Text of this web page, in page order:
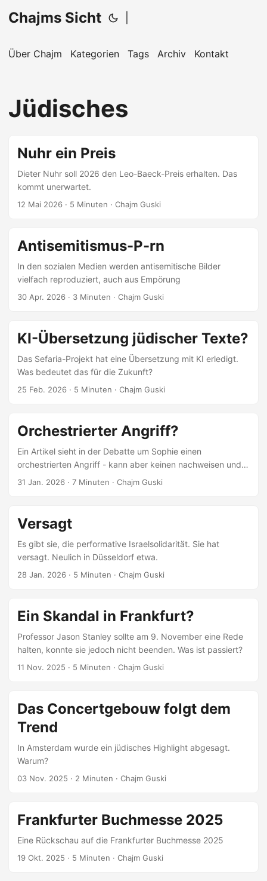
Chajms Sicht
Über Chajm Kategorien Tags Archiv Kontakt
Jüdisches
Nuhr ein Preis
Dieter Nuhr soll 2026 den Leo-Baeck-Preis erhalten. Das
kommt unerwartet.
12 Mai 2026 · 5 Minuten · Chajm Guski
Antisemitismus-P-rn
In den sozialen Medien werden antisemitische Bilder
vielfach reproduziert, auch aus Empörung
30 Apr. 2026 · 3 Minuten · Chajm Guski
KI-Übersetzung jüdischer Texte?
Das Sefaria-Projekt hat eine Übersetzung mit KI erledigt.
Was bedeutet das für die Zukunft?
25 Feb. 2026 · 5 Minuten · Chajm Guski
Orchestrierter Angriff?
Ein Artikel sieht in der Debatte um Sophie einen
orchestrierten Angriff - kann aber keinen nachweisen und
geht recht eigenwillig mit den Fakten um
31 Jan. 2026 · 7 Minuten · Chajm Guski
Versagt
Es gibt sie, die performative Israelsolidarität. Sie hat
versagt. Neulich in Düsseldorf etwa.
28 Jan. 2026 · 5 Minuten · Chajm Guski
Ein Skandal in Frankfurt?
Professor Jason Stanley sollte am 9. November eine Rede
halten, konnte sie jedoch nicht beenden. Was ist passiert?
11 Nov. 2025 · 5 Minuten · Chajm Guski
Das Concertgebouw folgt dem
Trend
In Amsterdam wurde ein jüdisches Highlight abgesagt.
Warum?
03 Nov. 2025 · 2 Minuten · Chajm Guski
Frankfurter Buchmesse 2025
Eine Rückschau auf die Frankfurter Buchmesse 2025
19 Okt. 2025 · 5 Minuten · Chajm Guski